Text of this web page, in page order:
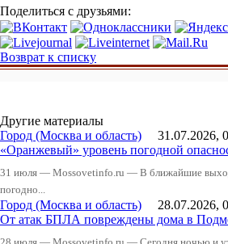
Поделиться с друзьями:
Возврат к списку
Другие материалы
Город (Москва и область) 31.07.2026,
«Оранжевый» уровень погодной
31 июля — Mossovetinfo.ru — В ближайшие
погодно...
Город (Москва и область) 28.07.2026,
От атак БПЛА повреждены дома в